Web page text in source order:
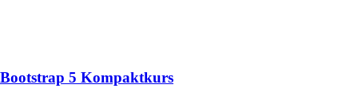
Bootstrap 5 Kompaktkurs